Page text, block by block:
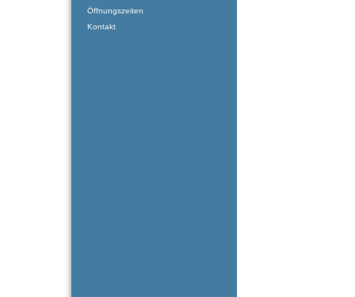
Öffnungszeiten
Kontakt